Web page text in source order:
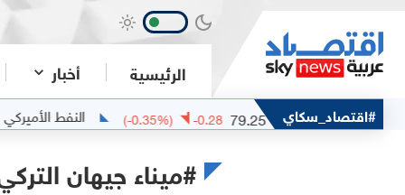
الرئيسية أخبار
#اقتصاد_سكاي
خام مربان 79.25
-0.28
(-0.35%) النفط الأميركي
#ميناء جيهان